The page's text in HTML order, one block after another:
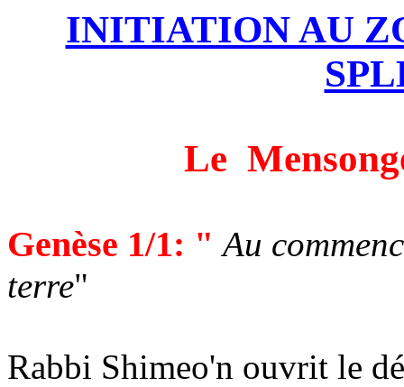
INITIATION AU
Le
Genèse 1/1: " Au
terre"
Rabbi Shimeo'n ouvrit le